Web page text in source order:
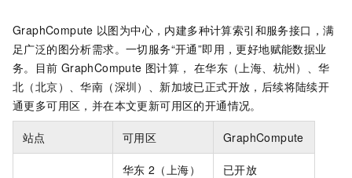
GraphCompute 以图为中心，内建多种计算索引和服务接口，满
足广泛的图分析需求。一切服务“开通”即用，更好地赋能数据业
务。目前 GraphCompute 图计算， 在华东（上海、杭州）、华
北（北京）、华南（深圳）、新加坡已正式开放，后续将陆续开
通更多可用区，并在本文更新可用区的开通情况。
站点 可用区 GraphCompute
华东 2（上海） 已开放